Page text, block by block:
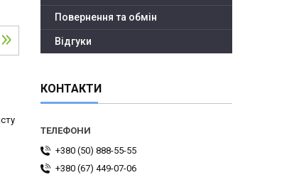
Повернення та обмін
Відгуки
КОНТАКТИ
+380 (50) 888-55-55
+380 (67) 449-07-06